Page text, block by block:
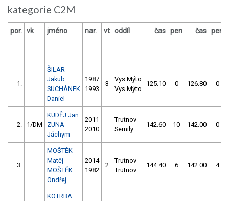
kategorie C2M
por. vk jméno nar. vt oddíl čas pen čas pen
1.
ŠILAR
Jakub
SUCHÁNEK
Daniel
1987
1993
3
Vys.Mýto
Vys.Mýto
125.10 0 126.80 0
2. 1/DM
KUDĚJ Jan
ZUNA
Jáchym
2011
2010
Trutnov
Semily
142.60 10 142.00 0
3.
MOŠTĚK
Matěj
MOŠTĚK
Ondřej
2014
1982
2
Trutnov
Trutnov
144.40 6 142.00 4
KOTRBA